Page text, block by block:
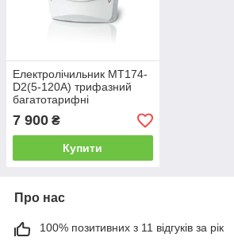
Електролічильник MT174-
D2(5-120А) трифазний
багатотарифні
7 900 ₴
Купити
Про нас
100% позитивних з 11 відгуків за рік